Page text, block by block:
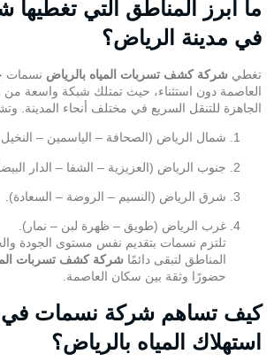
شمال الرياض (الصحافة – الياسمين –
جنوب الرياض (العزيزية – الشفا – الدار
شرق الرياض (النسيم – الروضة – السعادة).
غرب الرياض (طويق – ظهرة لبن – نمار).
المناطق لتبقى دائمًاشركة كشفتسربات
حضورًا وثقة بين سكان العاصمة.
كيف تساهم شركة نسمات في
استهلاك المياه بالرياض؟
من خلال خدماتها الاحترافية، تساهمشركة كشف
نسمات في دعم جهود الحفاظ على المياه في
فحص دوري لشبكات المياه للمنازل والمنشآت.
تقديم تقارير هندسية تساعد على تحسين أداء